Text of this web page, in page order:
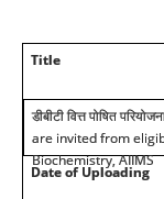
Title
डीबीटी वित्त पोषित
are invited from
Biochemistry, AIIMS
Date of Uploading